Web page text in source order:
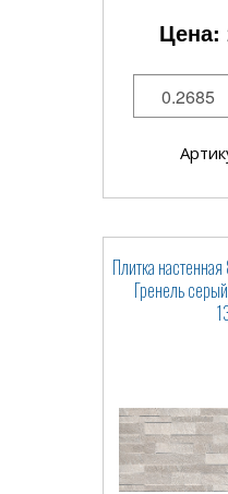
Цена:
Плитка
Гренель